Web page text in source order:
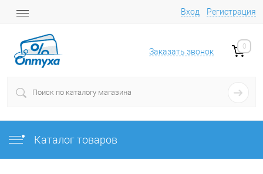
Вход Регистрация
Заказать звонок
0
Каталог товаров